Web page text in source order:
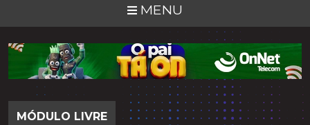
MENU
MÓDULO LIVRE